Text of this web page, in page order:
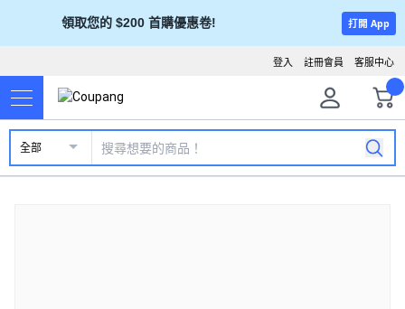
領取您的 $200 首購優惠卷! 打開 App
客服中心
註冊會員
登入
全部